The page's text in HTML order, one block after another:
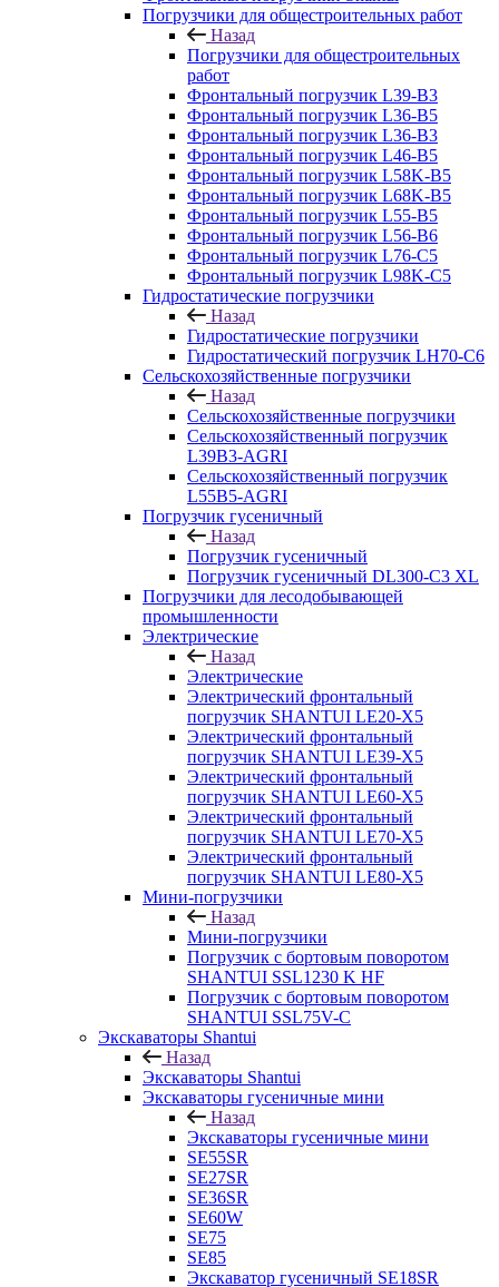
Погрузчики для общестроительных работ
Назад
Погрузчики для общестроительных
работ
Фронтальный погрузчик L39-B3
Фронтальный погрузчик L36-B5
Фронтальный погрузчик L36-B3
Фронтальный погрузчик L46-B5
Фронтальный погрузчик L58K-B5
Фронтальный погрузчик L68K-B5
Фронтальный погрузчик L55-B5
Фронтальный погрузчик L56-B6
Фронтальный погрузчик L76-С5
Фронтальный погрузчик L98K-C5
Гидростатические погрузчики
Назад
Гидростатические погрузчики
Гидростатический погрузчик LH70-C6
Сельскохозяйственные погрузчики
Назад
Сельскохозяйственные погрузчики
Сельскохозяйственный погрузчик
L39B3-AGRI
Сельскохозяйственный погрузчик
L55B5-AGRI
Погрузчик гусеничный
Назад
Погрузчик гусеничный
Погрузчик гусеничный DL300-C3 XL
Погрузчики для лесодобывающей
промышленности
Электрические
Назад
Электрические
Электрический фронтальный
погрузчик SHANTUI LE20-X5
Электрический фронтальный
погрузчик SHANTUI LE39-X5
Электрический фронтальный
погрузчик SHANTUI LE60-X5
Электрический фронтальный
погрузчик SHANTUI LE70-X5
Электрический фронтальный
погрузчик SHANTUI LE80-X5
Мини-погрузчики
Назад
Мини-погрузчики
Погрузчик с бортовым поворотом
SHANTUI SSL1230 K HF
Погрузчик с бортовым поворотом
SHANTUI SSL75V-C
Экскаваторы Shantui
Назад
Экскаваторы Shantui
Экскаваторы гусеничные мини
Назад
Экскаваторы гусеничные мини
SE55SR
SE27SR
SE36SR
SE60W
SE75
SE85
Экскаватор гусеничный SE18SR